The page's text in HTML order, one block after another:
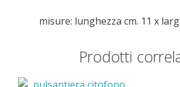
misure: lunghezza cm. 11 x
Prodotti